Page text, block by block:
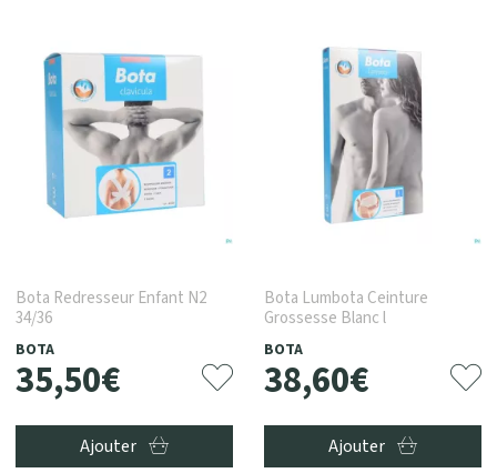
Bota Redresseur Enfant N2
34/36
BOTA
35,50€
Ajouter
Bota Lumbota Ceinture
Grossesse Blanc l
BOTA
38,60€
Ajouter